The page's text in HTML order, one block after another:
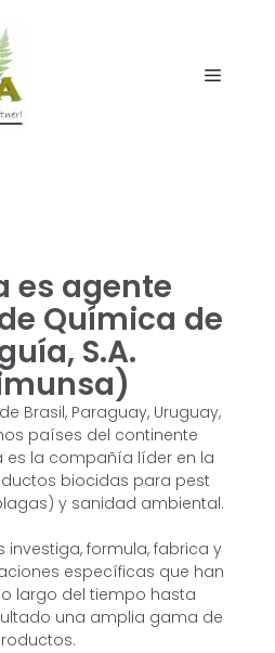
es agente
Química de
S.A.
Brasil, Paraguay, Uruguay,
países del continente
es la compañía líder en la
biocidas para pest
y sanidad ambiental.
investiga, formula, fabrica y
específicas que han
largo del tiempo hasta
una amplia gama de